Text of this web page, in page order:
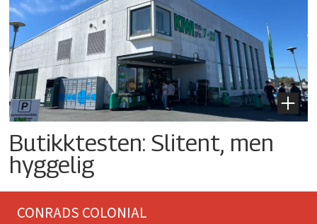
Butikktesten: Slitent, men
hyggelig
CONRADS COLONIAL